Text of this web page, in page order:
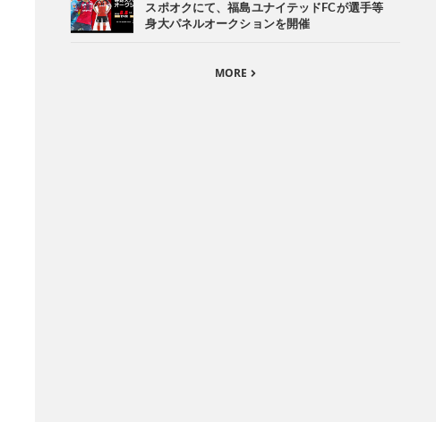
スポオクにて、福島ユナイテッドFCが選手等
身大パネルオークションを開催
MORE